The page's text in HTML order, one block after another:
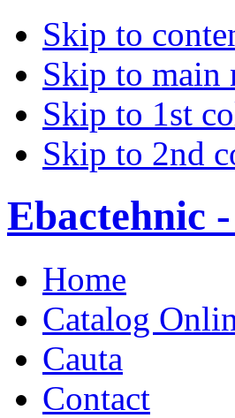
Skip to
Skip to main
Skip to 1st
Skip to 2nd
Ebactehnic
Home
Catalog
Cauta
Contact